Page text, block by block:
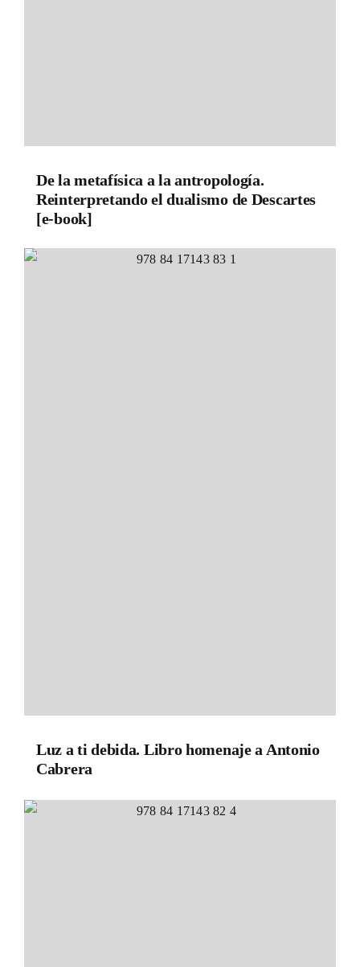
De la metafísica a la antropología.
Reinterpretando el dualismo de Descartes
[e-book]
Luz a ti debida. Libro homenaje a Antonio
Cabrera